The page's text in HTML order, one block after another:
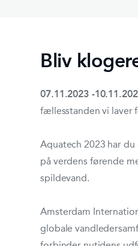
Bliv
07.11.2023 -
fællesstanden vi laver
Aquatech 2023 har
på verdens førende
spildevand.
Amsterdam
globale